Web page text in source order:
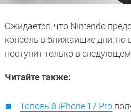
Ожидается, что Nintendo
консоль в ближайшие дни, но
поступит только в следующем
Читайте также:
Топовый iPhone 17 Pro